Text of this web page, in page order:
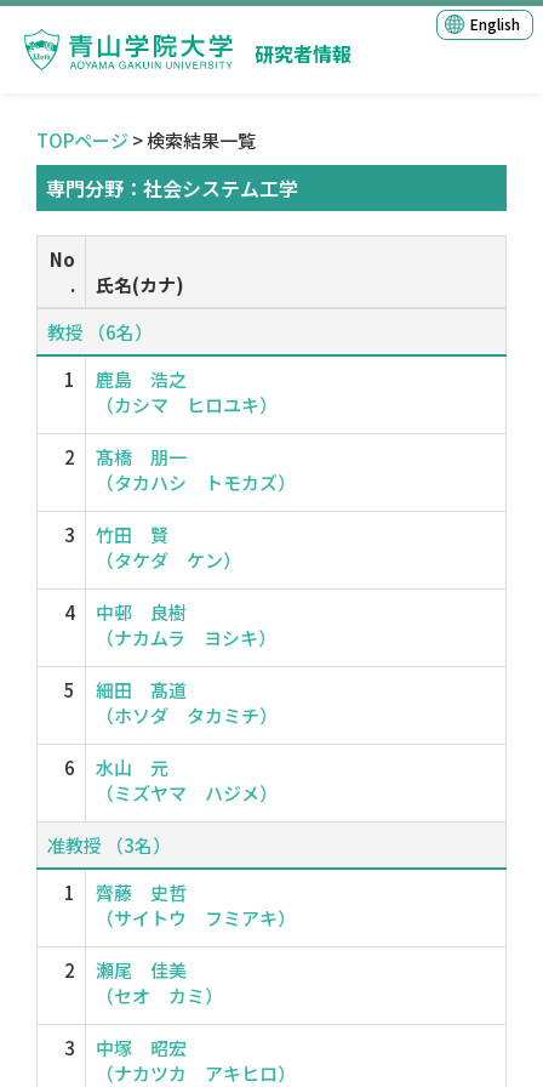
研究者情報
English
TOPページ > 検索結果一覧
専門分野：社会システム工学
No
.
氏名(カナ)
教授 （6名）
1
鹿島 浩之
（カシマ ヒロユキ）
2
髙橋 朋一
（タカハシ トモカズ）
3
竹田 賢
（タケダ ケン）
4
中邨 良樹
（ナカムラ ヨシキ）
5
細田 髙道
（ホソダ タカミチ）
6
水山 元
（ミズヤマ ハジメ）
准教授 （3名）
1
齊藤 史哲
（サイトウ フミアキ）
2
瀬尾 佳美
（セオ カミ）
3
中塚 昭宏
（ナカツカ アキヒロ）